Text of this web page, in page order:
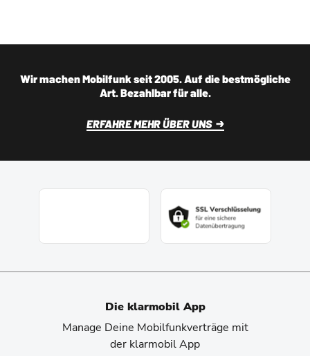
Wir machen Mobilfunk seit 2005. Auf die bestmögliche
Art. Bezahlbar für alle.
ERFAHRE MEHR ÜBER UNS
Die klarmobil App
Manage Deine Mobilfunkverträge mit
der klarmobil App